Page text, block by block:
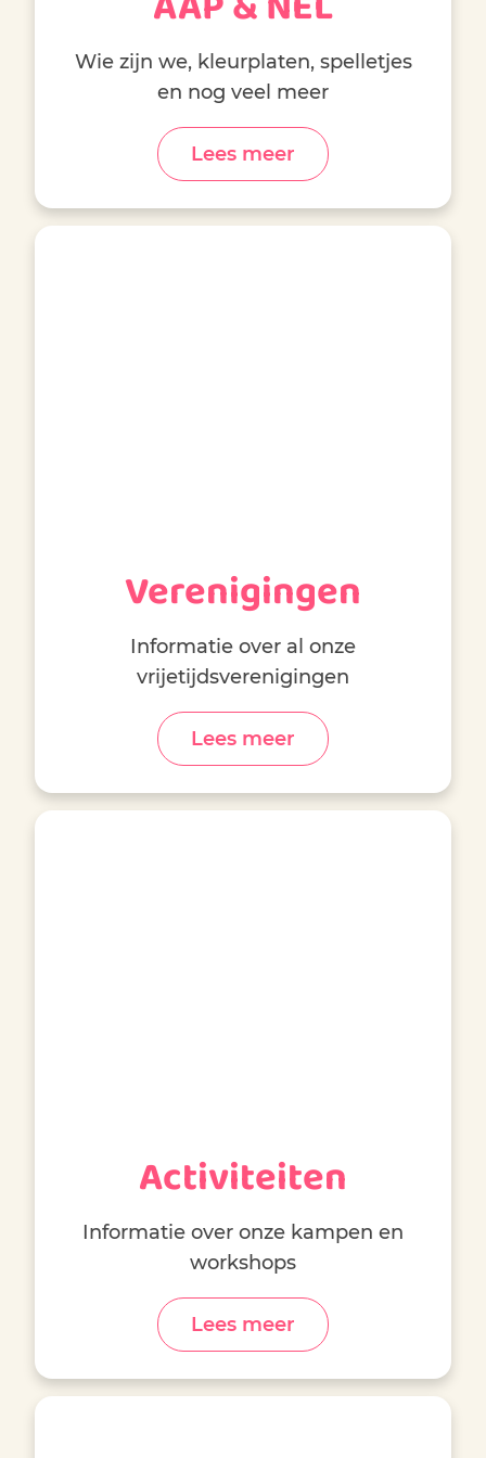
Wie zijn we, kleurplaten, spelletjes
en nog veel meer
Lees meer
Verenigingen
Informatie over al onze
vrijetijdsverenigingen
Lees meer
Activiteiten
Informatie over onze kampen en
workshops
Lees meer